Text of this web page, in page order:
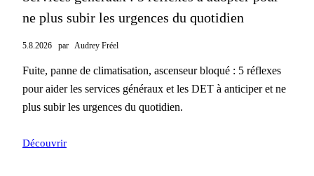
ne plus subir les urgences du quotidien
5.8.2026 par Audrey Fréel
Fuite, panne de climatisation, ascenseur bloqué : 5 réflexes
pour aider les services généraux et les DET à anticiper et ne
plus subir les urgences du quotidien.
Découvrir